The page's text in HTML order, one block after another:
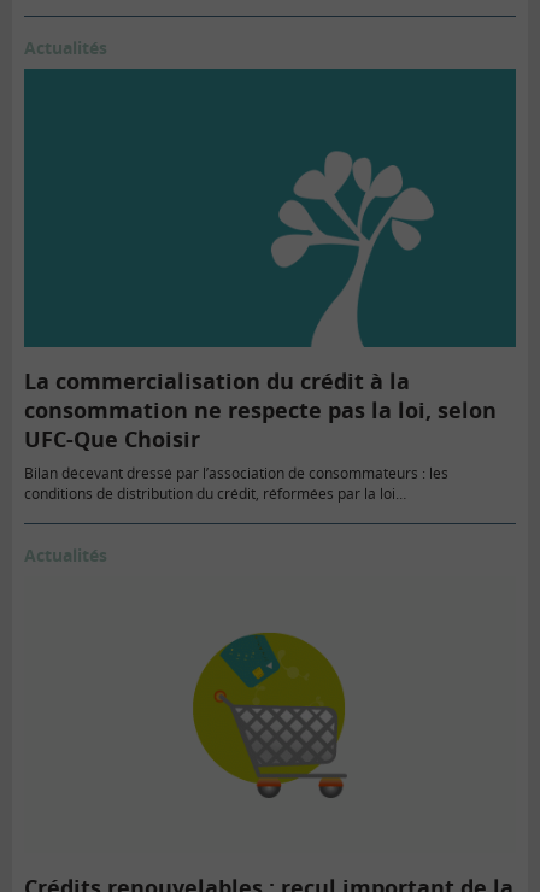
Actualités
La commercialisation du crédit à la
consommation ne respecte pas la loi, selon
UFC-Que Choisir
Bilan décevant dressé par l’association de consommateurs : les
conditions de distribution du crédit, réformées par la loi…
Actualités